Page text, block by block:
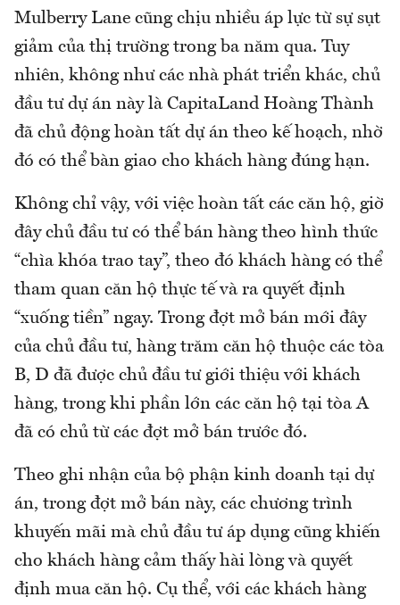
Mulberry Lane cũng chịu nhiều áp lực từ sự sụt
giảm của thị trường trong ba năm qua. Tuy
nhiên, không như các nhà phát triển khác, chủ
đầu tư dự án này là CapitaLand Hoàng Thành
đã chủ động hoàn tất dự án theo kế hoạch, nhờ
đó có thể bàn giao cho khách hàng đúng hạn.
Không chỉ vậy, với việc hoàn tất các căn hộ, giờ
đây chủ đầu tư có thể bán hàng theo hình thức
“chìa khóa trao tay”, theo đó khách hàng có thể
tham quan căn hộ thực tế và ra quyết định
“xuống tiền” ngay. Trong đợt mở bán mới đây
của chủ đầu tư, hàng trăm căn hộ thuộc các tòa
B, D đã được chủ đầu tư giới thiệu với khách
hàng, trong khi phần lớn các căn hộ tại tòa A
đã có chủ từ các đợt mở bán trước đó.
Theo ghi nhận của bộ phận kinh doanh tại dự
án, trong đợt mở bán này, các chương trình
khuyến mãi mà chủ đầu tư áp dụng cũng khiến
cho khách hàng cảm thấy hài lòng và quyết
định mua căn hộ. Cụ thể, với các khách hàng